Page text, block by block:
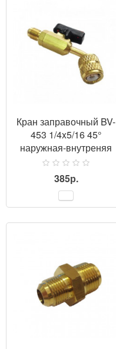
Кран заправочный BV-
453 1/4x5/16 45°
наружная-внутреняя
385р.